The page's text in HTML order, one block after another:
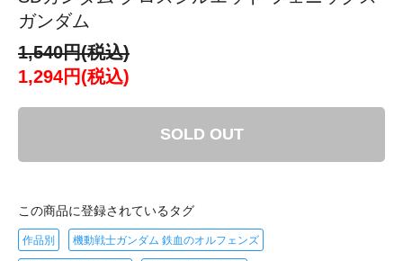
ガンダム
1,540円(税込)
1,294円(税込)
SOLD OUT
この商品に登録されているタグ
作品別 機動戦士ガンダム 鉄血のオルフェンズ